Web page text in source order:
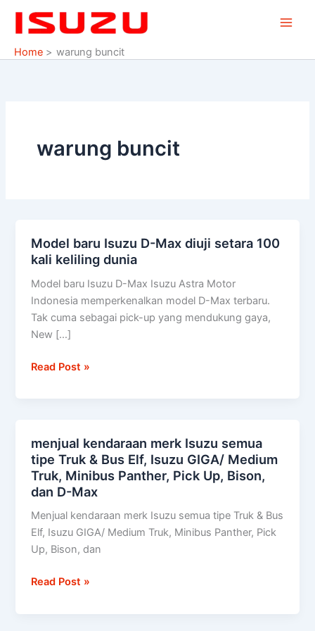
Home
warung buncit
warung buncit
Model baru Isuzu D-Max diuji setara 100
kali keliling dunia
Model baru Isuzu D-Max Isuzu Astra Motor
Indonesia memperkenalkan model D-Max terbaru.
Tak cuma sebagai pick-up yang mendukung gaya,
New […]
Model
baru
Isuzu
D-
Max
diuji
100
Read Post »
menjual kendaraan merk Isuzu semua
tipe Truk & Bus Elf, Isuzu GIGA/ Medium
Truk, Minibus Panther, Pick Up, Bison,
dan D-Max
Menjual kendaraan merk Isuzu semua tipe Truk & Bus
Elf, Isuzu GIGA/ Medium Truk, Minibus Panther, Pick
Up, Bison, dan
menjual
kendaraan
merk
Isuzu
semua
tipe
Truk
Bus
Read Post »